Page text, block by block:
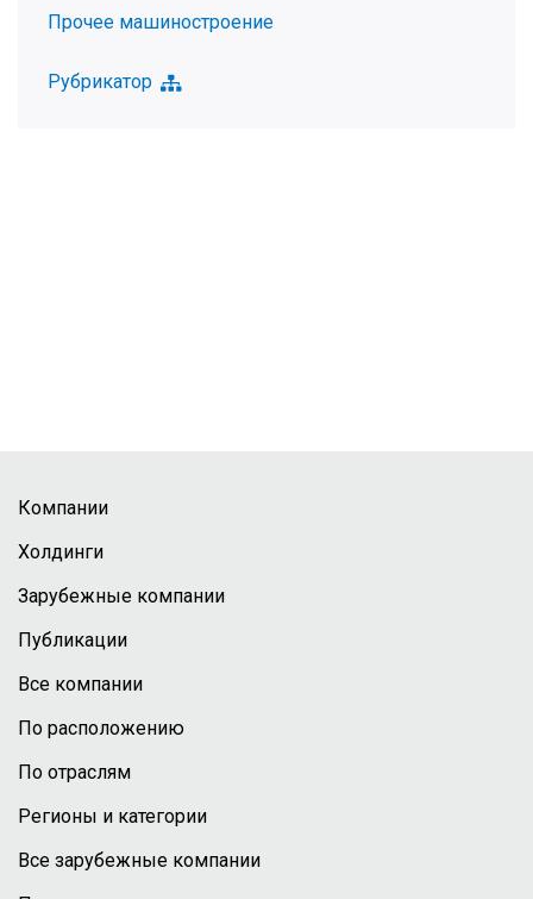
Прочее машиностроение
Рубрикатор
Компании
Холдинги
Зарубежные компании
Публикации
Все компании
По расположению
По отраслям
Регионы и категории
Все зарубежные компании